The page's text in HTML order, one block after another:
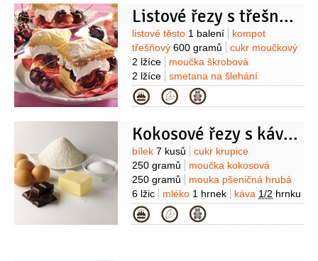
1 balíček
Listové řezy s třešněmi
Suroviny
listové těsto 1 balení
kompot
třešňový 600 gramů
cukr moučkový
2 lžíce
moučka škrobová
2 lžíce
smetana na šlehání
500 mililitrů
ztužovač šlehačky
2 balíčky
cukr vanilkový
Kategorie
Kokosové řezy s kávovou náplní
Suroviny
bílek 7 kusů
cukr krupice
250 gramů
moučka kokosová
250 gramů
mouka pšeničná hrubá
6 lžic
mléko 1 hrnek káva 1/2 hrnku
(uvařená, silná)
250 gramů
cukr moučkový
Kategorie